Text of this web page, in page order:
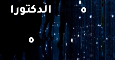
ه الدكتورا
ه